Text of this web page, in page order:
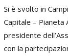
Si è svolto in
Capitale – Pianeta
presidente
con la